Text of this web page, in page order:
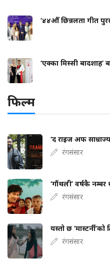
‘४४औँ छिन्नलता गीत
‘एक्का मिस्सी बादशाह’
फिल्म
‘द राइज अफ
रंगसंसार
‘गौंथली’ वर्षकै नम्बर
रंगसंसार
यस्तो छ
रंगसंसार